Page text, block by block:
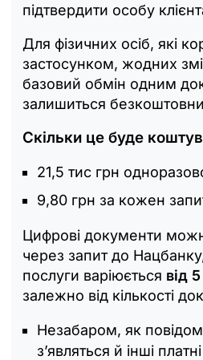
підтвердити особу
Для фізичних осіб, які
застосунком, жодних
базовий обмін одним
залишиться
Скільки це буде
21,5 тис грн
9,80 грн за кожен
Цифрові документи
через запит до
послуги варіюється від
залежно від кількості
Незабаром, як
зʼявляться й інші